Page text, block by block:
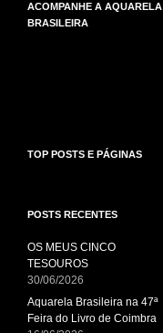
ACOMPANHE A AQUARELA
BRASILEIRA
TOP POSTS E PÁGINAS
POSTS RECENTES
OS MEUS CINCO
TESOUROS
30/06/2026
Aquarela Brasileira na 47ª
Feira do Livro de Coimbra